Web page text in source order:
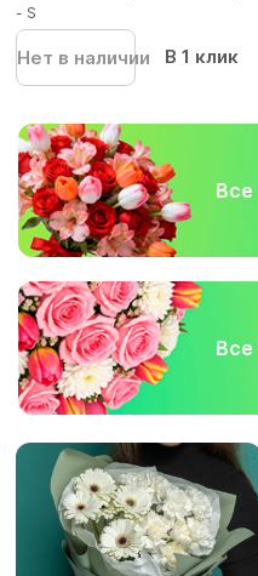
- S
Нет в наличии В 1 клик